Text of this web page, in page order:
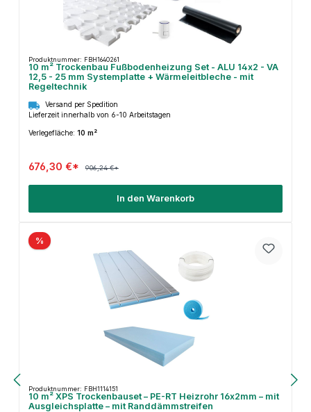
Produktnummer: FBH1640261
10 m² Trockenbau Fußbodenheizung Set - ALU 14x2 - VA
12,5 - 25 mm Systemplatte + Wärmeleitbleche - mit
Regeltechnik
Versand per Spedition
Lieferzeit innerhalb von 6-10 Arbeitstagen
Verlegefläche: 10 m²
676,30 €* 906,24 €*
In den Warenkorb
%
Produktnummer: FBH1114151
10 m² XPS Trockenbauset – PE-RT Heizrohr 16x2mm – mit
Ausgleichsplatte – mit Randdämmstreifen